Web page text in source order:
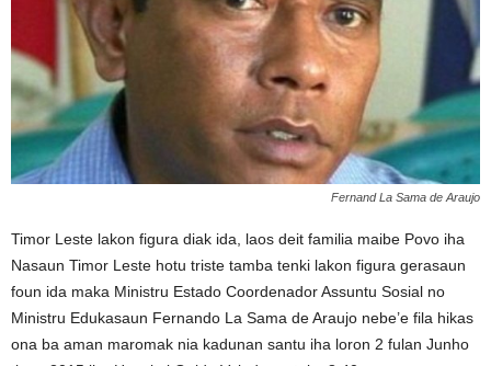
Fernand La Sama de Araujo
Timor Leste lakon figura diak ida, laos deit familia maibe Povo iha
Nasaun Timor Leste hotu triste tamba tenki lakon figura gerasaun
foun ida maka Ministru Estado Coordenador Assuntu Sosial no
Ministru Edukasaun Fernando La Sama de Araujo nebe’e fila hikas
ona ba aman maromak nia kadunan santu iha loron 2 fulan Junho